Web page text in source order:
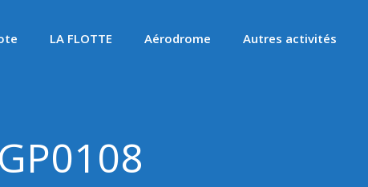
LA FLOTTE Aérodrome Autres activités